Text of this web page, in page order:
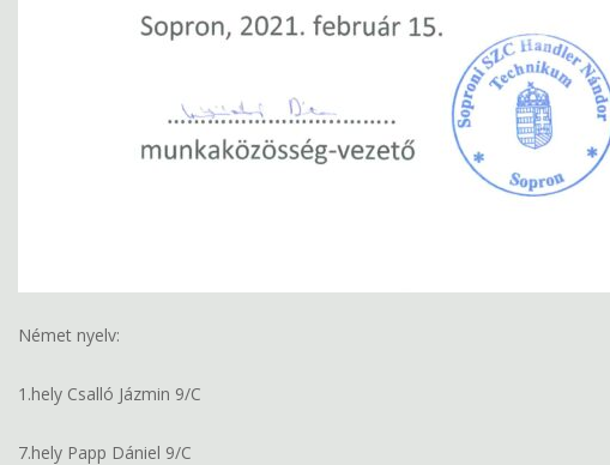
Német nyelv:
1.hely Csalló Jázmin 9/C
7.hely Papp Dániel 9/C